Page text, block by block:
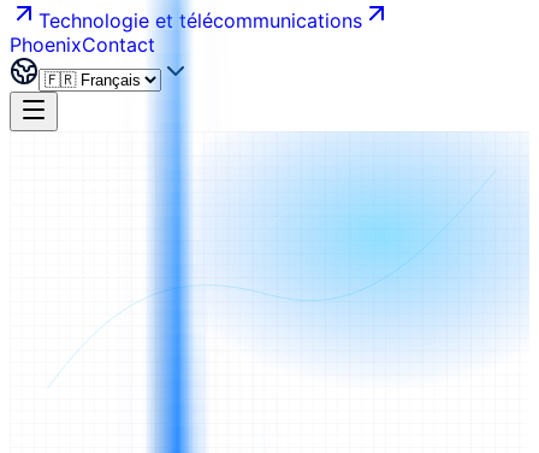
Technologie et télécommunications
PhoenixContact